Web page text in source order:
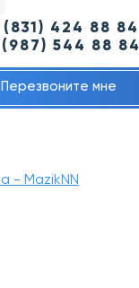
(831) 424 88 84
(987) 544 88 84
Перезвоните мне
- MazikNN